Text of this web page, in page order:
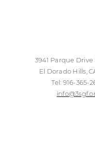
3941 Parque
El Dorado Hills,
​​Tel: 916-365-